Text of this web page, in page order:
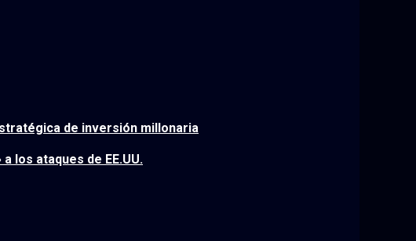
de inversión millonaria
los ataques de EE.UU.